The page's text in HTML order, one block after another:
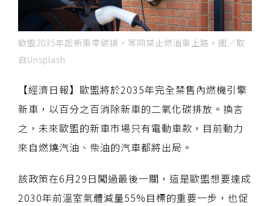
歐盟2035年起新車零碳排，等同禁止燃油車上路。圖／取
自Unsplash
【經濟日報】歐盟將於2035年完全禁售內燃機引擎
新車，以百分之百消除新車的二氧化碳排放。換言
之，未來歐盟的新車市場只有電動車款，目前動力
來自燃燒汽油、柴油的汽車都將出局。
該政策在6月29日闖過最後一關，這是歐盟想要達成
2030年前溫室氣體減量55%目標的重要一步，也促